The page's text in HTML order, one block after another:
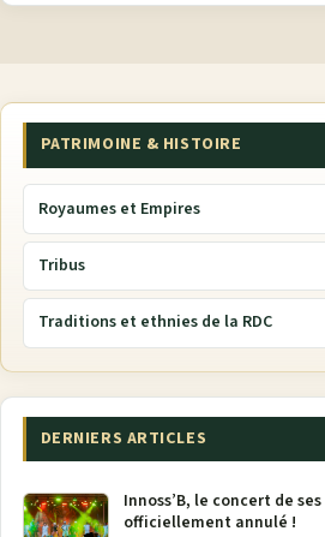
PATRIMOINE & HISTOIRE
Royaumes et Empires
Tribus
Traditions et ethnies de la RDC
DERNIERS ARTICLES
Innoss’B, le concert de
officiellement annulé !